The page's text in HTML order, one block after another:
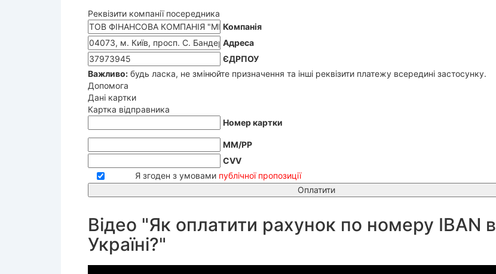
Реквізити компанії посередника
Компанія
Адреса
ЄДРПОУ
Важливо: будь ласка, не змінюйте призначення та інші реквізити платежу всередині застосунку.
Допомога
Дані картки
Картка відправника
Номер картки
ММ/РР
CVV
Я згоден з умовами публічної пропозиції
Оплатити
Відео "Як оплатити рахунок по номеру IBAN в
Україні?"